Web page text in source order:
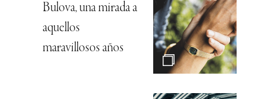
Bulova, una mirada a
aquellos
maravillosos años